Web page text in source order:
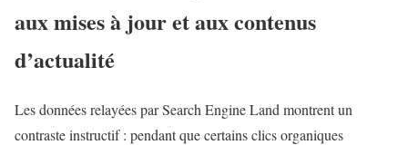
aux mises à jour et aux contenus
d’actualité
Les données relayées par Search Engine Land montrent un
contraste instructif : pendant que certains clics organiques